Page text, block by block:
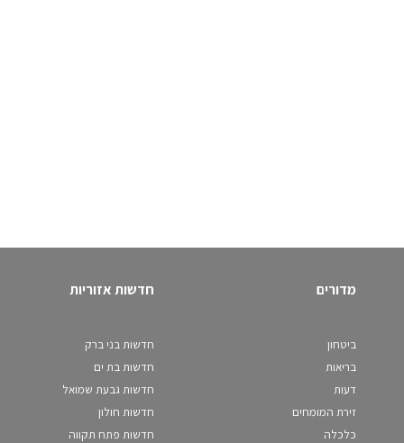
מדורים
ביטחון
בריאות
דעות
זירת המומחים
כלכלה
חדשות אזוריות
חדשות בני ברק
חדשות בת ים
חדשות גבעת שמואל
חדשות חולון
חדשות פתח תקווה